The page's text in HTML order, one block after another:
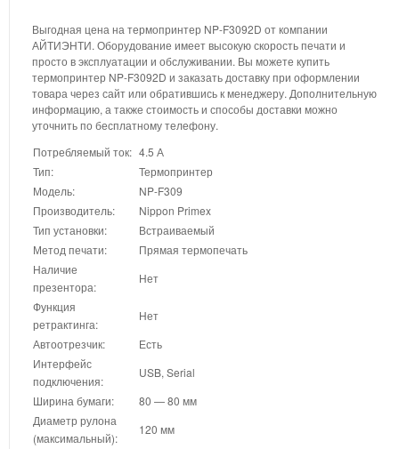
Выгодная цена на термопринтер NP-F3092D от компании
АЙТИЭНТИ. Оборудование имеет высокую скорость печати и
просто в эксплуатации и обслуживании. Вы можете купить
термопринтер NP-F3092D и заказать доставку при оформлении
товара через сайт или обратившись к менеджеру. Дополнительную
информацию, а также стоимость и способы доставки можно
уточнить по бесплатному телефону.
Потребляемый ток: 4.5 А
Тип:
Термопринтер
Модель:
NP-F309
Производитель:
Nippon Primex
Тип установки:
Встраиваемый
Метод печати:
Прямая термопечать
Наличие
презентора:
Нет
Функция
ретрактинга:
Нет
Автоотрезчик:
Есть
Интерфейс
подключения:
USB, Serial
Ширина бумаги:
80 — 80 мм
Диаметр рулона
(максимальный):
120 мм